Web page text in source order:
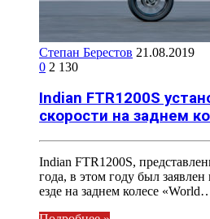
Степан Берестов 21.08.2019
0 2 130
Indian FTR1200S
скорости на заднем
Indian FTR1200S,
года, в этом году был
езде на заднем колесе